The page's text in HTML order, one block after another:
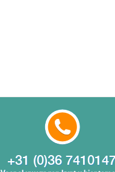
+31 (0)36